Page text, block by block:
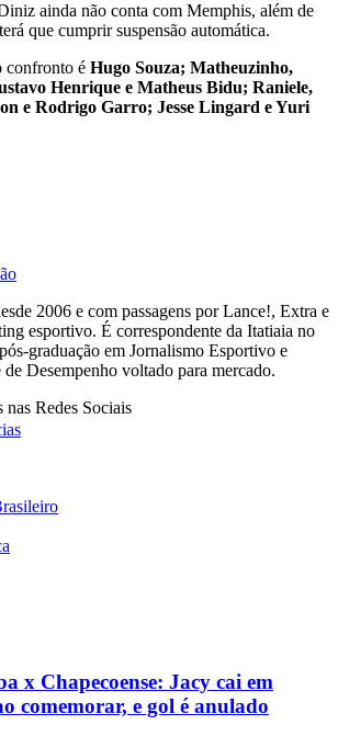
ainda não conta com Memphis, além de
que cumprir suspensão automática.
confronto é Hugo Souza; Matheuzinho,
Henrique e Matheus Bidu; Raniele,
e Rodrigo Garro; Jesse Lingard e Yuri
2006 e com passagens por Lance!, Extra e
esportivo. É correspondente da Itatiaia no
graduação em Jornalismo Esportivo e
Desempenho voltado para mercado.
nas Redes Sociais
x Chapecoense: Jacy cai em
comemorar, e gol é anulado